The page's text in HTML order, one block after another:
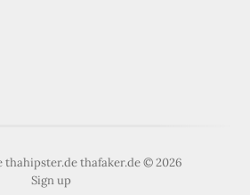
thahipster.de thafaker.de © 2026
Sign up